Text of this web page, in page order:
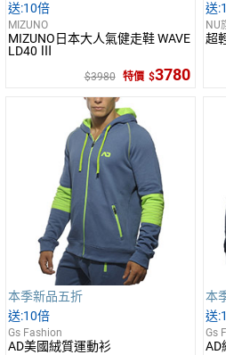
10倍
MIZUNO
MIZUNO日本大人氣健走鞋 WAVE
LD40 Ⅲ
3980 特價 3780
NU
超
本季新品五折
10倍
Gs Fashion
AD美國絨質運動衫
本
Gs
AD